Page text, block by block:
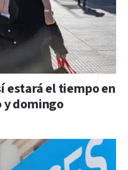
estará el tiempo en
y domingo